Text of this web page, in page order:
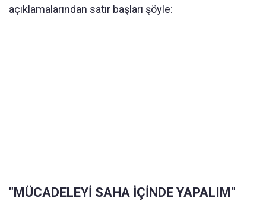
açıklamalarından satır başları şöyle:
"MÜCADELEYİ SAHA İÇİNDE YAPALIM"